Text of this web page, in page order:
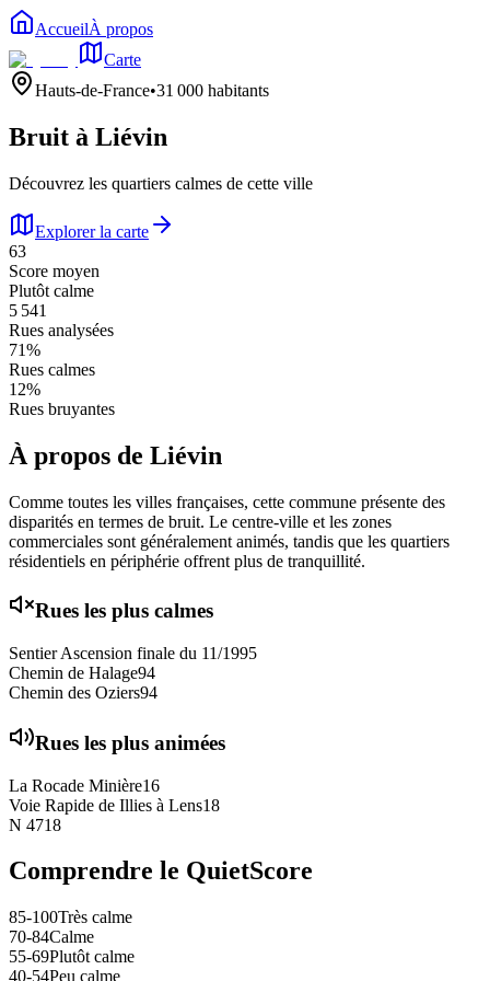
AccueilÀ propos
Carte
Hauts-de-France•31 000 habitants
Bruit à Liévin
Découvrez les quartiers calmes de cette ville
Explorer la carte
63
Score moyen
Plutôt calme
5 541
Rues analysées
71%
Rues calmes
12%
Rues bruyantes
À propos de Liévin
Comme toutes les villes françaises, cette commune présente des
disparités en termes de bruit. Le centre-ville et les zones
commerciales sont généralement animés, tandis que les quartiers
résidentiels en périphérie offrent plus de tranquillité.
Rues les plus calmes
Sentier Ascension finale du 11/1995
Chemin de Halage94
Chemin des Oziers94
Rues les plus animées
La Rocade Minière16
Voie Rapide de Illies à Lens18
N 4718
Comprendre le QuietScore
85-100Très calme
70-84Calme
55-69Plutôt calme
40-54Peu calme